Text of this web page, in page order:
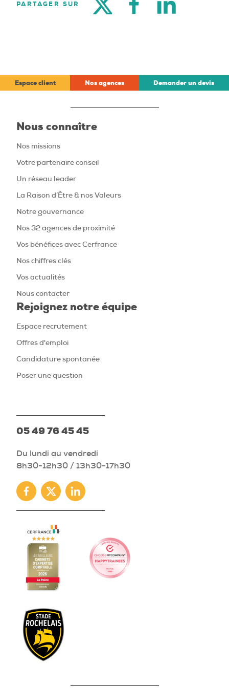
PARTAGER SUR
Espace client Nos agences Demander un devis
Nous connaître
Nos missions
Votre partenaire conseil
Un réseau leader
La Raison d’Être & nos Valeurs
Notre gouvernance
Nos 32 agences de proximité
Vos bénéfices avec Cerfrance
Nos chiffres clés
Vos actualités
Nous contacter
Rejoignez notre équipe
Espace recrutement
Offres d'emploi
Candidature spontanée
Poser une question
05 49 76 45 45
Du lundi au vendredi
8h30-12h30 / 13h30-17h30
Facebook
TwitterLinkedin